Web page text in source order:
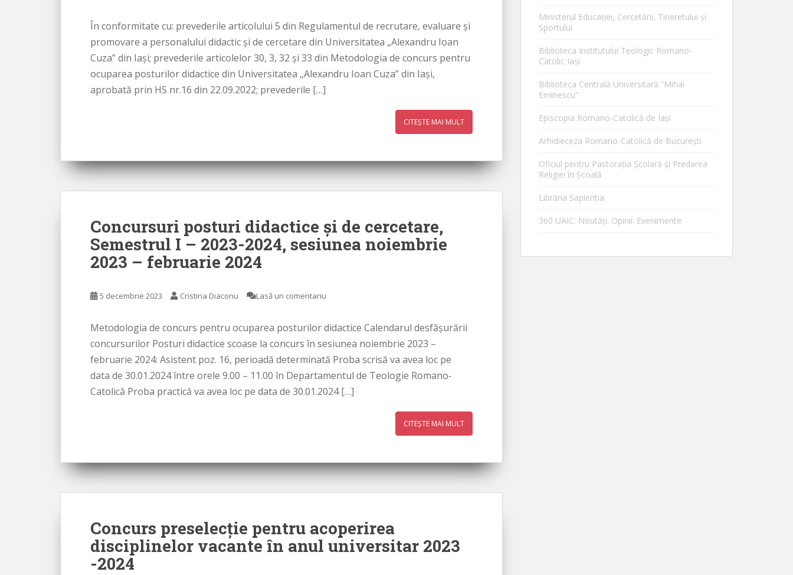
În conformitate cu: prevederile articolului 5 din Regulamentul de recrutare, evaluare şi
promovare a personalului didactic şi de cercetare din Universitatea „Alexandru Ioan
Cuza” din Iaşi; prevederile articolelor 30, 3, 32 și 33 din Metodologia de concurs pentru
ocuparea posturilor didactice din Universitatea „Alexandru Ioan Cuza” din Iaşi,
aprobată prin HS nr.16 din 22.09.2022; prevederile […]
CITEȘTE MAI MULT
Concursuri posturi didactice și de cercetare,
Semestrul I – 2023-2024, sesiunea noiembrie
2023 – februarie 2024
5 decembrie 2023 Cristina Diaconu Lasă un comentariu
Metodologia de concurs pentru ocuparea posturilor didactice Calendarul desfășurării
concursurilor Posturi didactice scoase la concurs în sesiunea noiembrie 2023 –
februarie 2024: Asistent poz. 16, perioadă determinată Proba scrisă va avea loc pe
data de 30.01.2024 între orele 9.00 – 11.00 în Departamentul de Teologie Romano-
Catolică Proba practică va avea loc pe data de 30.01.2024 […]
CITEȘTE MAI MULT
Concurs preselecţie pentru acoperirea
disciplinelor vacante în anul universitar 2023
-2024
Ministerul Educaţiei, Cercetării, Tineretului şi
Sportului
Biblioteca Institutului Teologic Romano-
Catolic Iaşi
Biblioteca Centrală Universitară ”Mihai
Eminescu”
Episcopia Romano-Catolică de Iaşi
Arhidieceza Romano-Catolică de Bucureşti
Oficiul pentru Pastorația Școlară și Predarea
Religiei în Școală
Librăria Sapientia
360 UAIC: Noutăţi. Opinii. Evenimente